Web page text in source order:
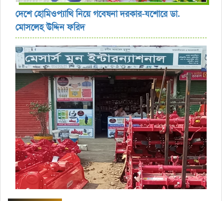
দেশে হোমিওপ্যাথি নিয়ে গবেষনা দরকার-যশোরে ডা.
মোসলেহ উদ্দিন ফরিদ